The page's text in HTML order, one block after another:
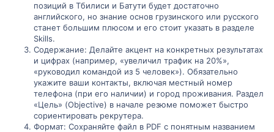
позиций в Тбилиси и Батути будет достаточно
английского, но знание основ грузинского или русского
станет большим плюсом и его стоит указать в разделе
Skills.
Содержание: Делайте акцент на конкретных результатах
и цифрах (например, «увеличил трафик на 20%»,
«руководил командой из 5 человек»). Обязательно
укажите ваши контакты, включая местный номер
телефона (при его наличии) и город проживания. Раздел
«Цель» (Objective) в начале резюме поможет быстро
сориентировать рекрутера.
Формат: Сохраняйте файл в PDF с понятным названием